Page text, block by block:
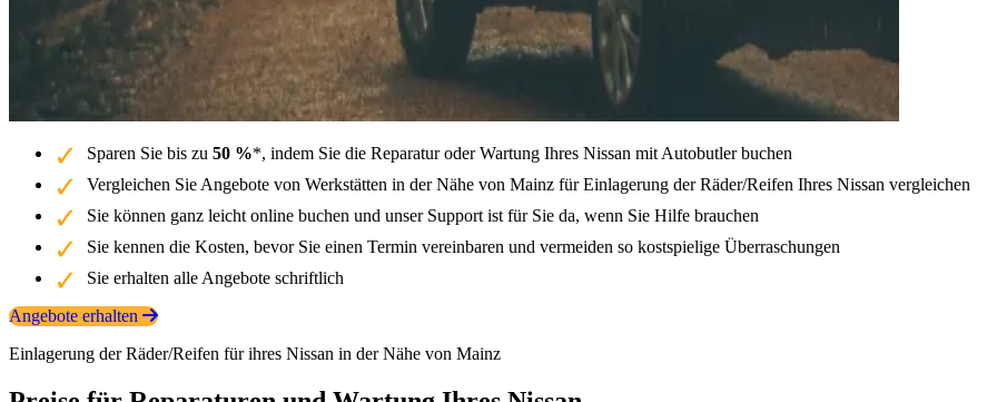
Sparen Sie bis zu 50 %*, indem Sie die Reparatur oder Wartung Ihres Nissan mit Autobutler buchen
Vergleichen Sie Angebote von Werkstätten in der Nähe von Mainz für Einlagerung der Räder/Reifen Ihres Nissan vergleichen
Sie können ganz leicht online buchen und unser Support ist für Sie da, wenn Sie Hilfe brauchen
Sie kennen die Kosten, bevor Sie einen Termin vereinbaren und vermeiden so kostspielige Überraschungen
Sie erhalten alle Angebote schriftlich
Angebote erhalten
Einlagerung der Räder/Reifen für ihres Nissan in der Nähe von Mainz